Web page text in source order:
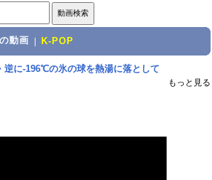
動画 K-POP
逆に-196℃の氷の球を熱湯に落として
もっと見る